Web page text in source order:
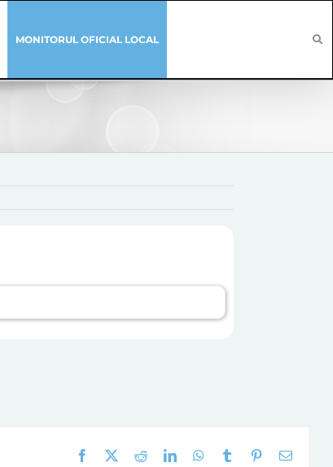
MONITORUL OFICIAL LOCAL
Facebook RedditLinkedInWhatsApp
Tumblr Pinterest
E-